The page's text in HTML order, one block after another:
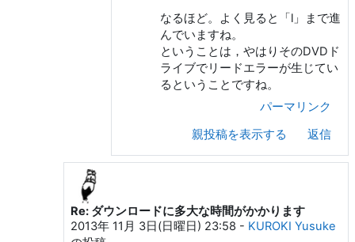
なるほど。よく見ると「l」まで進
んでいますね。
ということは，やはりそのDVDド
ライブでリードエラーが生じてい
るということですね。
パーマリンク
親投稿を表示する
返信
KUROKI Yusuke への返信
Re: ダウンロードに多大な時間がかかります
2013年 11月 3日(日曜日) 23:58 - KUROKI Yusuke